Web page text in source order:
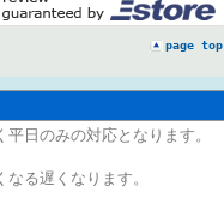
page top
日のみの対応となります。
る遅くなります。